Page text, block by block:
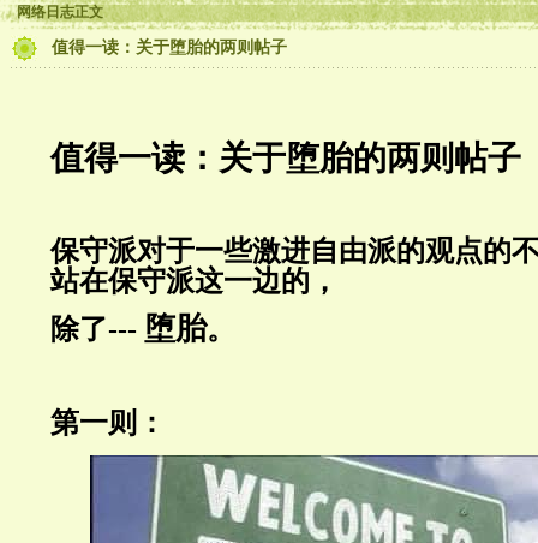
网络日志正文
值得一读：关于堕胎的两则帖子
值得一读：关于堕胎的两则帖子
保守派对于一些激进自由派的观点的
站在保守派这一边的，
除了--- 堕胎。
第一则：